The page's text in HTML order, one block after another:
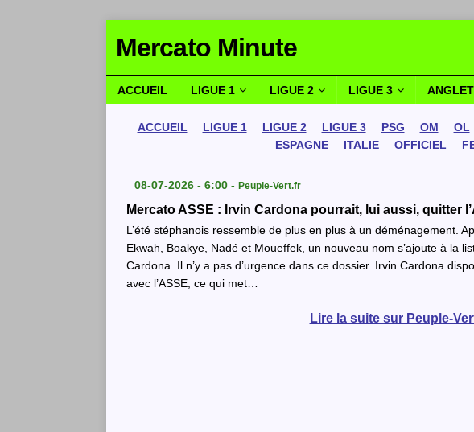
Mercato Minute
ACCUEIL LIGUE 1 LIGUE 2 LIGUE 3
ACCUEIL LIGUE 1 LIGUE 2 LIGUE 3 PSG OM OL
ESPAGNE
ITALIE OFFICIEL
08-07-2026 - 6:00 - Peuple-Vert.fr
Mercato ASSE : Irvin Cardona pourrait, lui aussi, quitter
L’été stéphanois ressemble de plus en plus à un déménagement.
Ekwah, Boakye, Nadé et Moueffek, un nouveau nom s’ajoute à la
Cardona. Il n’y a pas d’urgence dans ce dossier. Irvin Cardona
avec l’ASSE, ce qui met…
Lire la suite sur Peuple-